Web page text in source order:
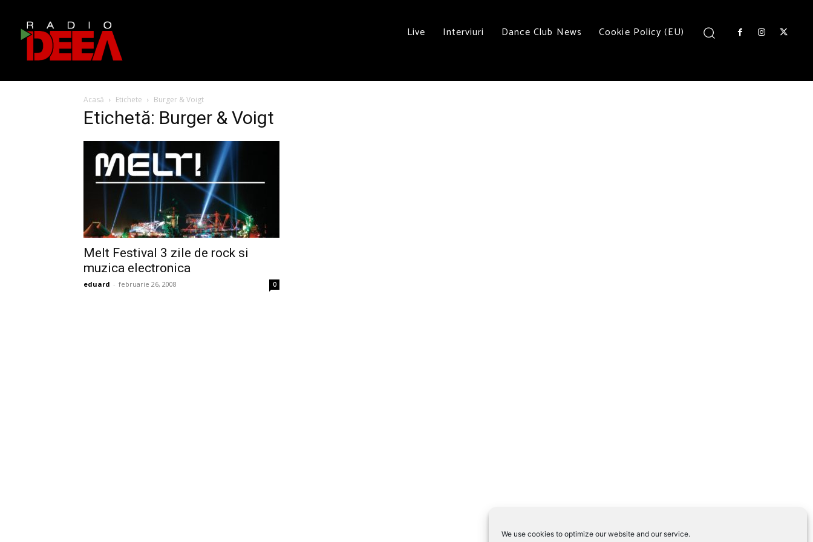
We use cookies to optimize our website and our service.
Live Interviuri Dance Club News Cookie Policy (EU)
Acasă Etichete Burger & Voigt
Etichetă: Burger & Voigt
Melt Festival 3 zile de rock si
muzica electronica
eduard - februarie 26, 2008 0